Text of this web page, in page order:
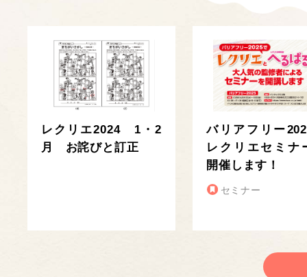
レクリエ2024 1・2
月 お詫びと訂正
バリアフリー
レクリエセミナ
開催します！
セミナー